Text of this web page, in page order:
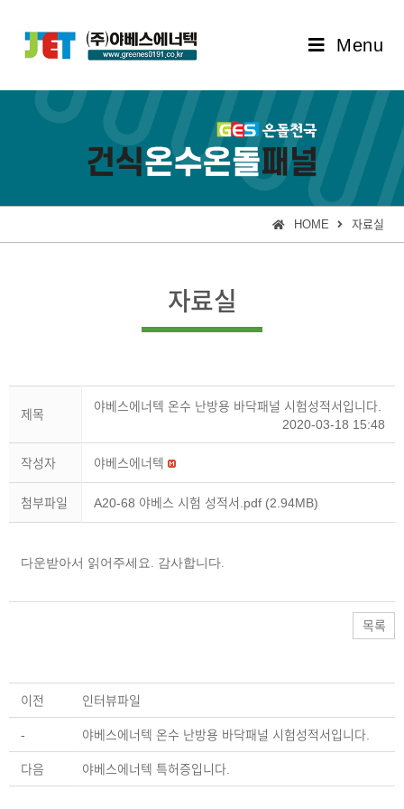
Menu
HOME 자료실
자료실
제목
야베스에너텍 온수 난방용 바닥패널 시험성적서입니다.
2020-03-18 15:48
작성자 야베스에너텍
첨부파일 A20-68 야베스 시험 성적서.pdf (2.94MB)
다운받아서 읽어주세요. 감사합니다.
목록
이전 인터뷰파일
- 야베스에너텍 온수 난방용 바닥패널 시험성적서입니다.
다음 야베스에너텍 특허증입니다.